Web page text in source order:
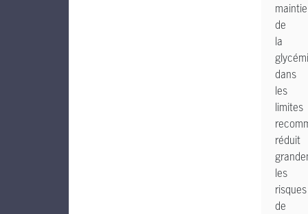
de
la
dans
les
limites
réduit
les
risques
de